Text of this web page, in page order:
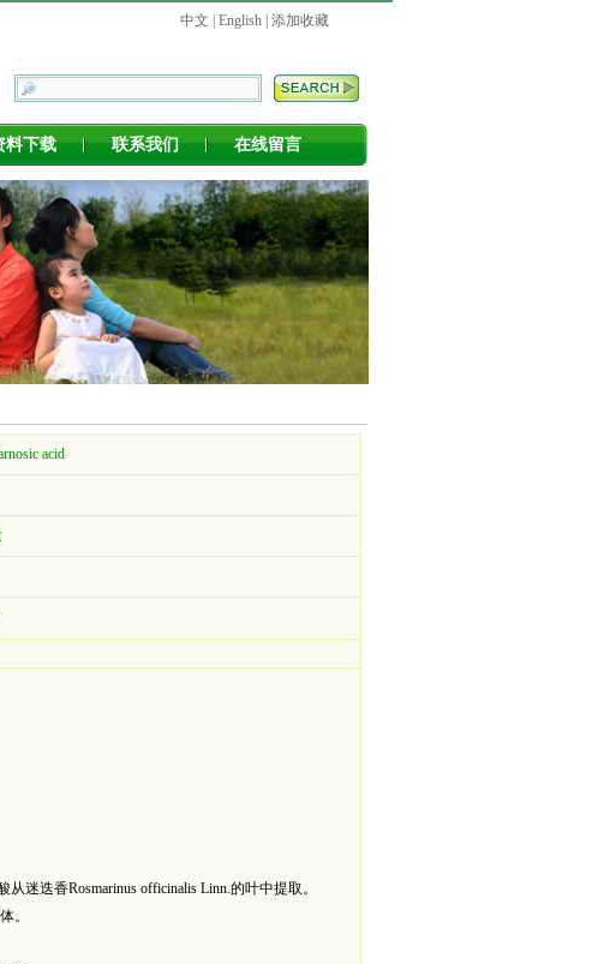
中文 English 添加收藏
料下载 联系我们 在线留言
acid
迷迭香Rosmarinus officinalis Linn.的叶中提取。
。